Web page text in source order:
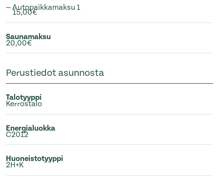
— Autopaikkamaksu 1
15,00€
Saunamaksu
20,00€
Perustiedot asunnosta
Talotyyppi
Kerrostalo
Energialuokka
C2012
Huoneistotyyppi
2H+K